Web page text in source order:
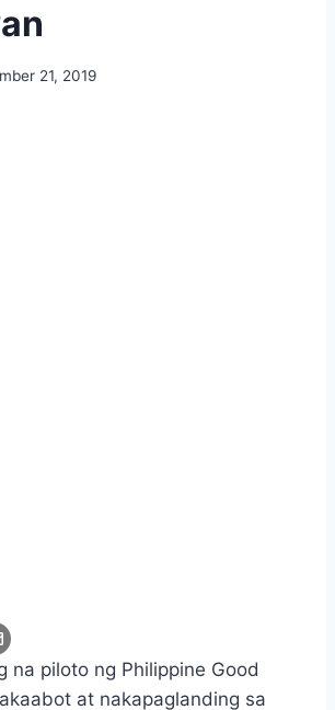
21, 2019
na piloto ng Philippine Good
at nakapaglanding sa